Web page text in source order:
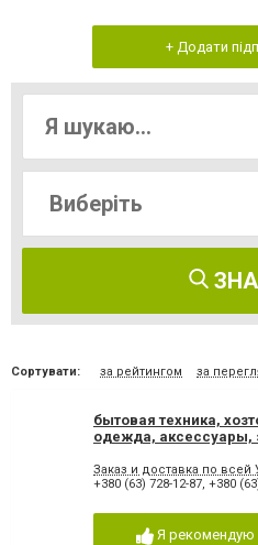
+ Додати
Сортувати: за рейтингом за
бытовая техника,
одежда, аксессуары,
Заказ и доставка по
+380 (63) 728-12-87, +380 (63)
Я рекомендую